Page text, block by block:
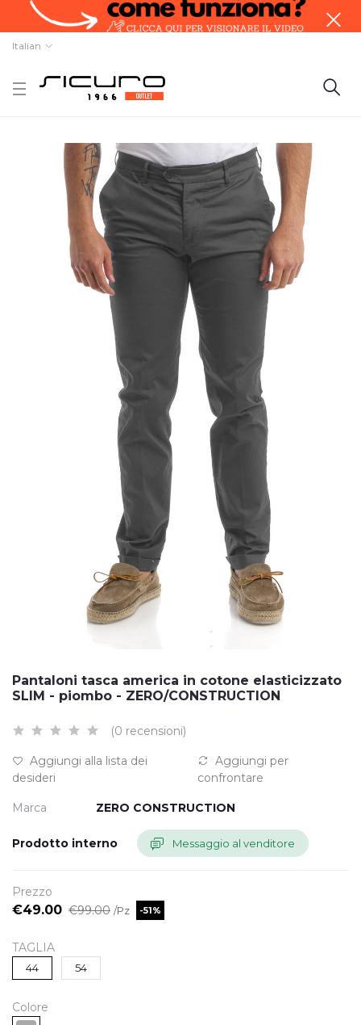
Italian
Pantaloni tasca america in cotone elasticizzato
SLIM - piombo - ZERO/CONSTRUCTION
(0 recensioni)
Aggiungi alla lista dei
desideri
Aggiungi per
confrontare
Marca ZERO CONSTRUCTION
Prodotto interno Messaggio al venditore
Prezzo
€49.00 €99.00 /Pz -51%
TAGLIA
44 54
Colore